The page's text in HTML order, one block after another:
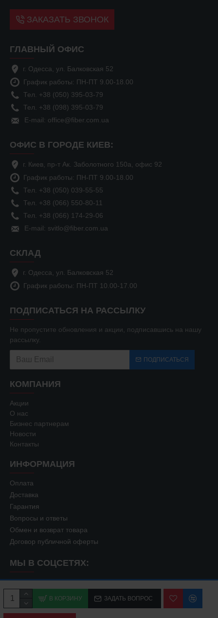
В КОРЗИНУ ЗАДАТЬ ВОПРОС
ЗАКАЗАТЬ ЗВОНОК
ГЛАВНЫЙ ОФИС
г. Одесса, ул. Балковская 52
График работы: ПН-ПТ 9.00-18.00
Тел. +38 (050) 395-03-79
Тел. +38 (098) 395-03-79
E-mail: office@fiber.com.ua
ОФИС В ГОРОДЕ КИЕВ:
г. Киев, пр-т Ак. Заболотного 150а, офис 92
График работы: ПН-ПТ 9.00-18.00
Тел. +38 (050) 039-55-55
Тел. +38 (066) 550-80-11
Тел. +38 (066) 174-29-06
E-mail: svitlo@fiber.com.ua
СКЛАД
г. Одесса, ул. Балковская 52
График работы: ПН-ПТ 10.00-17.00
ПОДПИСАТЬСЯ НА РАССЫЛКУ
Не пропустите обновления и акции, подписавшись на нашу
рассылку.
ПОДПИСАТЬСЯ
КОМПАНИЯ
Акции
О нас
Бизнес партнерам
Новости
Контакты
ИНФОРМАЦИЯ
Оплата
Доставка
Гарантия
Вопросы и ответы
Обмен и возврат товара
Договор публичной оферты
МЫ В СОЦСЕТЯХ: